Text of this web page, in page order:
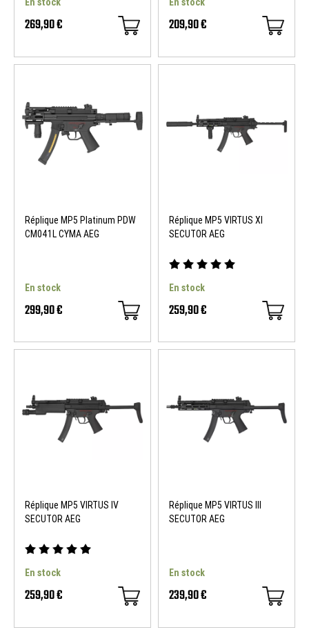
269,90 € 209,90 €
Réplique MP5 Platinum PDW
CM041L CYMA AEG
En stock
299,90 €
Réplique MP5 VIRTUS XI
SECUTOR AEG
En stock
259,90 €
Réplique MP5 VIRTUS IV
SECUTOR AEG
En stock
259,90 €
Réplique MP5 VIRTUS III
SECUTOR AEG
En stock
239,90 €